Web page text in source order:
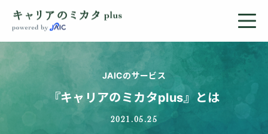
JAICのサービス
『キャリアのミカタplus』とは
2021.05.25